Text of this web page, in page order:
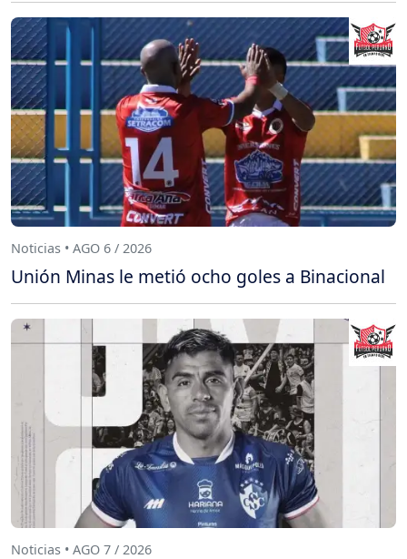
Noticias • AGO 6 / 2026
Unión Minas le metió ocho goles a Binacional
Noticias • AGO 7 / 2026